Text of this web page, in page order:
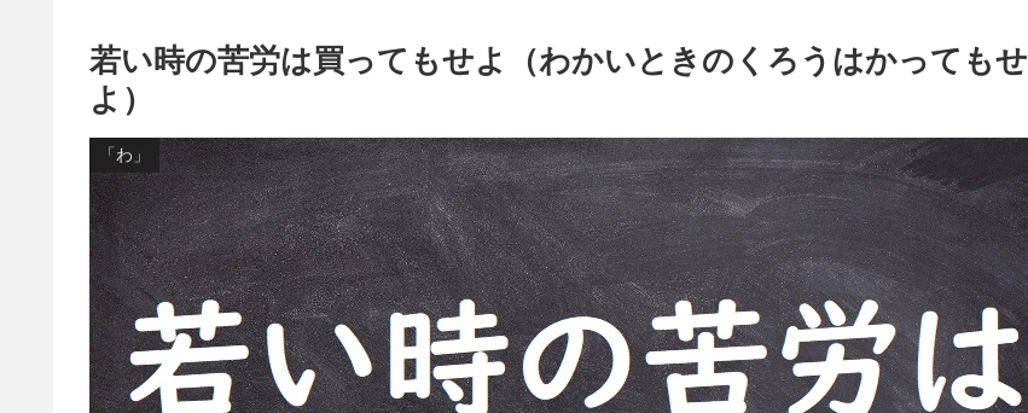
若い時の苦労は買ってもせよ（わかいときのくろうはかってもせ
よ）
「わ」